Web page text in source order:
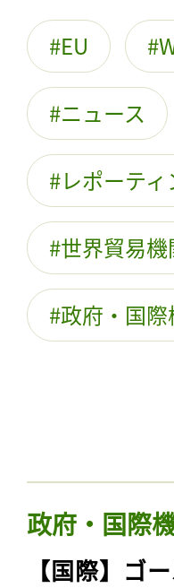
EU
ニュース
レポーテ
世界貿易機
政府・国
政府・国際
【国際】ゴ